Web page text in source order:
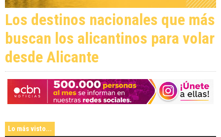
Los destinos nacionales que más
buscan los alicantinos para volar
desde Alicante
Lo más visto...